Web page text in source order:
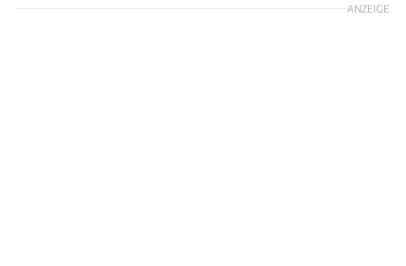
ANZEIGE